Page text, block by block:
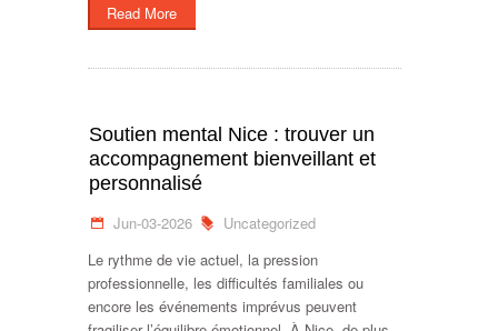
Read More
Soutien mental Nice : trouver un
accompagnement bienveillant et
personnalisé
Jun-03-2026
Uncategorized
Le rythme de vie actuel, la pression
professionnelle, les difficultés familiales ou
encore les événements imprévus peuvent